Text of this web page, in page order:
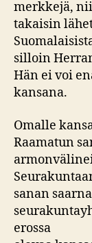
merkkejä,
takaisin
silloin
Hän ei voi
kansana.
Omalle
Raamatun
sanan
erossa